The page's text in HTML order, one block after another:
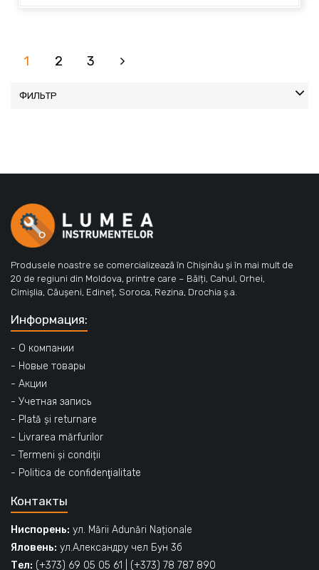
1 2 3
ФИЛЬТР
Produsele noastre se comercializează în Chișinău și în mai mult de
20 de regiuni din Moldova, printre care – Bălți, Cahul, Orhei,
Cimișlia, Căușeni, Edineț, Soroca, Rezina, Drochia ș.a.
Информация:
- О компании
- Новые товары
- Акции
- Учетная запись
- Plată și returnare
- Livrarea mărfurilor
- Termeni și condiții
- Politica de confidenţialitate
Контакты
Ниспорень: ул. Mării Adunări Naționale
Яловень: ул.Александру чел Бун 3б
Тел: (+373) 69 05 05 61 (+373) 78 787 890